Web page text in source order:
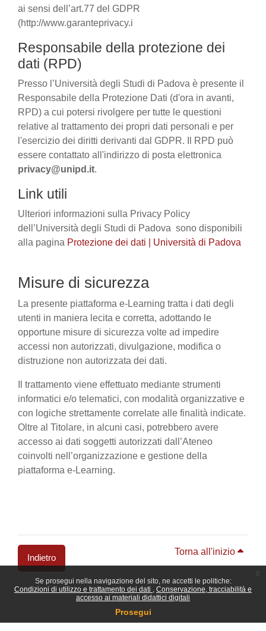
Se prosegui nella navigazione del sito, ne accetti le politiche:
Condizioni di utilizzo e trattamento dei dati
Conservazione, tracciabilità e
accesso ai materiali didattici digitali
Prosegui
ai sensi dell’art.77 del GDPR
(http://www.garanteprivacy.i
Responsabile della protezione dei
dati (RPD)
Presso l’Università degli Studi di Padova è presente il
Responsabile della Protezione Dati (d'ora in avanti,
RPD) a cui potersi rivolgere per tutte le questioni
relative al trattamento dei propri dati personali e per
l'esercizio dei diritti derivanti dal GDPR. Il RPD può
essere contattato all'indirizzo di posta elettronica
privacy@unipd.it.
Link utili
Ulteriori informazioni sulla Privacy Policy
dell’Università degli Studi di Padova sono disponibili
alla pagina Protezione dei dati | Università di Padova
Misure di sicurezza
La presente piattaforma e-Learning tratta i dati degli
utenti in maniera lecita e corretta, adottando le
opportune misure di sicurezza volte ad impedire
accessi non autorizzati, divulgazione, modifica o
distruzione non autorizzata dei dati.
Il trattamento viene effettuato mediante strumenti
informatici e/o telematici, con modalità organizzative e
con logiche strettamente correlate alle finalità indicate.
Oltre al Titolare, in alcuni casi, potrebbero avere
accesso ai dati soggetti autorizzati dall’Ateneo
coinvolti nell’organizzazione e gestione della
piattaforma e-Learning.
Indietro
Torna all'inizio
Blocchi